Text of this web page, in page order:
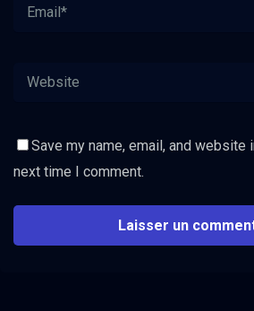
Save my name, email, and
next time I comment.